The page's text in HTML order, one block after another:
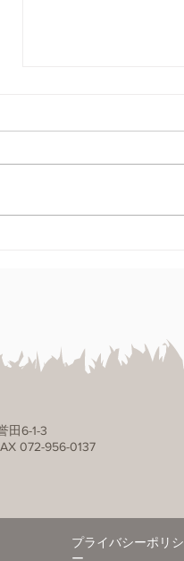
田6-1-3
072-956-0137
プライバシーポリシ